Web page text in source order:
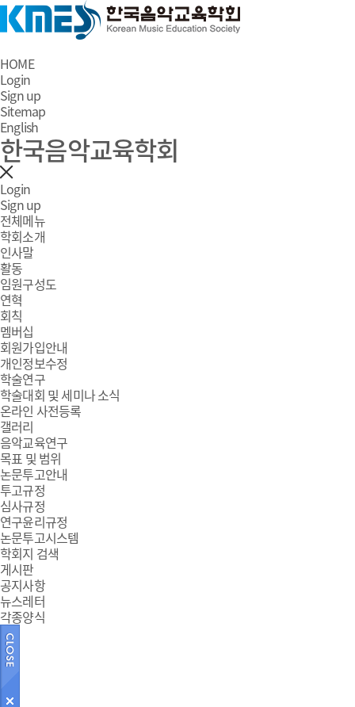
HOME
Login
Sign up
Sitemap
English
한국음악교육학회
Login
Sign up
전체메뉴
학회소개
인사말
활동
임원구성도
연혁
회칙
멤버십
회원가입안내
개인정보수정
학술연구
학술대회 및 세미나 소식
온라인 사전등록
갤러리
음악교육연구
목표 및 범위
논문투고안내
투고규정
심사규정
연구윤리규정
논문투고시스템
학회지 검색
게시판
공지사항
뉴스레터
각종양식